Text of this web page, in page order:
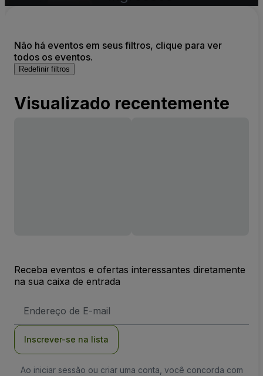
Não há eventos em seus filtros, clique para ver
todos os eventos.
Redefinir filtros
Visualizado recentemente
Receba eventos e ofertas interessantes diretamente
na sua caixa de entrada
de
Inscrever-se na lista
Ao iniciar sessão ou criar uma conta, você concorda com